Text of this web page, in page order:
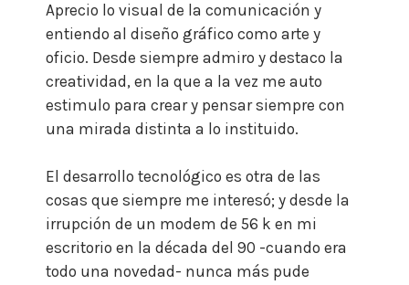
Aprecio lo visual de la comunicación y
entiendo al diseño gráfico como arte y
oficio. Desde siempre admiro y destaco la
creatividad, en la que a la vez me auto
estimulo para crear y pensar siempre con
una mirada distinta a lo instituido.
El desarrollo tecnológico es otra de las
cosas que siempre me interesó; y desde la
irrupción de un modem de 56 k en mi
escritorio en la década del 90 -cuando era
todo una novedad- nunca más pude